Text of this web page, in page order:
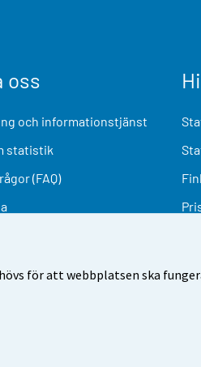
för att webbplatsen ska
oss
och informationstjänst
statistik
(FAQ)